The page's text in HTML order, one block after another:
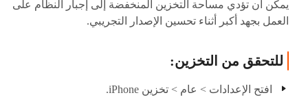
يمكن أن تؤدي مساحة التخزين المنخفضة إلى إجبار النظام على
العمل بجهد أكبر أثناء تحسين الإصدار التجريبي.
للتحقق من التخزين:
افتح الإعدادات > عام > تخزين iPhone.